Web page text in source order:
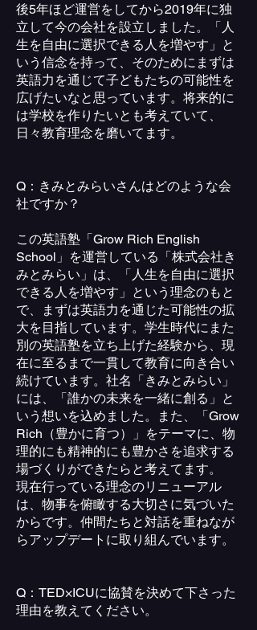
後5年ほど運営をしてから2019年に独
立して今の会社を設立しました。「人
生を自由に選択できる人を増やす」と
いう信念を持って、そのためにまずは
英語力を通じて子どもたちの可能性を
広げたいなと思っています。将来的に
は学校を作りたいとも考えていて、
日々教育理念を磨いてます。
Q：きみとみらいさんはどのような会
社ですか？
この英語塾「Grow Rich English
School」を運営している「株式会社き
みとみらい」は、「人生を自由に選択
できる人を増やす」という理念のもと
で、まずは英語力を通じた可能性の拡
大を目指しています。学生時代にまた
別の英語塾を立ち上げた経験から、現
在に至るまで一貫して教育に向き合い
続けています。社名「きみとみらい」
には、「誰かの未来を一緒に創る」と
いう想いを込めました。また、「Grow
Rich（豊かに育つ）」をテーマに、物
理的にも精神的にも豊かさを追求する
場づくりができたらと考えてます。
現在行っている理念のリニューアル
は、物事を俯瞰する大切さに気づいた
からです。仲間たちと対話を重ねなが
らアップデートに取り組んでいます。
Q：TED×ICUに協賛を決めて下さった
理由を教えてください。